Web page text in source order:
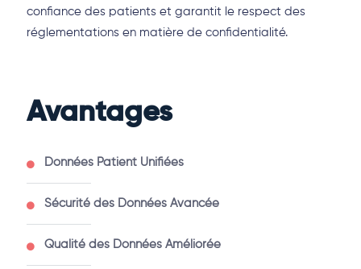
confiance des patients et garantit le respect des
réglementations en matière de confidentialité.
Avantages
Données Patient Unifiées
Sécurité des Données Avancée
Qualité des Données Améliorée